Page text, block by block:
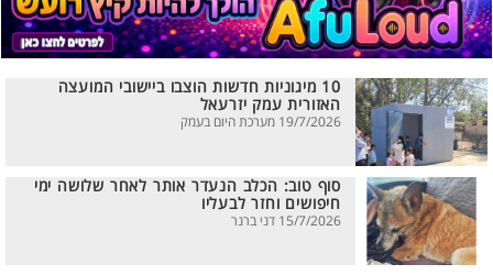
10 מיגוניות חדשות הוצבו ביישובי המועצה
האזורית עמק יזרעאל
19/7/2026 מערכת היום בעמק
סוף טוב: הכלב הנעדר אותר לאחר שלושה ימי
חיפושים וחזר לבעליו
15/7/2026 דני ברנר